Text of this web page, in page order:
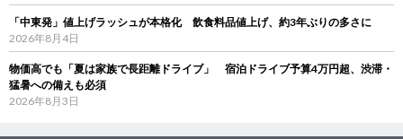
「中東発」値上げラッシュが本格化 飲食料品値上げ、約3年ぶりの多さに
2026年8月4日
物価高でも「夏は家族で長距離ドライブ」 宿泊ドライブ予算4万円超、渋滞・
猛暑への備えも必須
2026年8月3日